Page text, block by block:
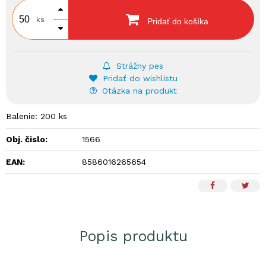
ks Pridať do košíka
Strážny pes
Pridať do wishlistu
Otázka na produkt
Balenie: 200 ks
Obj. čislo: 1566
EAN: 8586016265654
Popis produktu